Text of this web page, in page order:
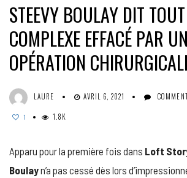
STEEVY BOULAY DIT
COMPLEXE EFFACÉ PAR
OPÉRATION
LAURE AVRIL 6, 2021
1 1.8K
Apparu pour la première fois dans Loft
Boulayn’a pas cessé dès lors